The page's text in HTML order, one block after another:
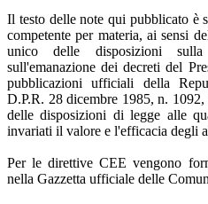
Il testo delle note qui pubblicato è
competente per materia, ai sensi
unico delle disposizioni
sull'emanazione dei decreti del
pubblicazioni ufficiali della
D.P.R. 28 dicembre 1985, n.
delle disposizioni di legge alle
invariati il valore e l'efficacia degli
Per le direttive CEE vengono
nella Gazzetta ufficiale delle